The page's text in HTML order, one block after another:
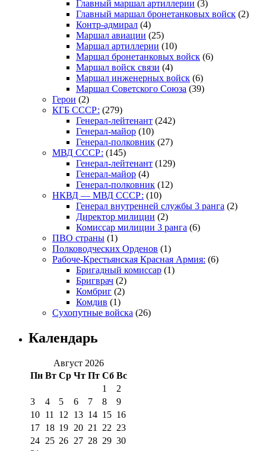
Главный маршал артиллерии (3)
Главный маршал бронетанковых войск (2)
Контр-адмирал (4)
Маршал авиации (25)
Маршал артиллерии (10)
Маршал бронетанковых войск (6)
Маршал войск связи (4)
Маршал инженерных войск (6)
Маршал Советского Союза (39)
Герои (2)
КГБ СССР: (279)
Генерал-лейтенант (242)
Генерал-майор (10)
Генерал-полковник (27)
МВД СССР: (145)
Генерал-лейтенант (129)
Генерал-майор (4)
Генерал-полковник (12)
НКВД — МВД СССР: (10)
Генерал внутренней службы 3 ранга (2)
Директор милиции (2)
Комиссар милиции 3 ранга (6)
ПВО страны (1)
Полководческих Орденов (1)
Рабоче-Крестьянская Красная Армия: (6)
Бригадный комиссар (1)
Бригврач (2)
Комбриг (2)
Комдив (1)
Сухопутные войска (26)
Календарь
Август 2026
Пн Вт Ср Чт Пт Сб Вс
1
2
3
4 5 6 7 8
9
10 11 12 13 14 15 16
17 18 19 20 21 22 23
24 25 26 27 28 29 30